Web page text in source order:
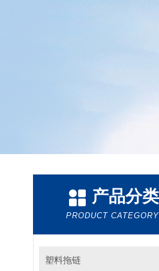
产品分类
PRODUCT CATEGORY
塑料拖链